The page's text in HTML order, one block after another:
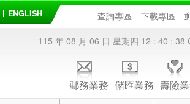
ENGLISH 查詢專區 下載專區
115 年 08 月 06 日 星期四 12 : 40 : 39
郵務業務 儲匯業務 壽險